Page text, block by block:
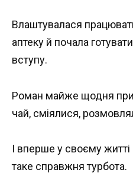
Влаштувалася
аптеку й почала
вступу.
Роман майже щодня
чай, сміялися,
І вперше у своєму
таке справжня турбота.